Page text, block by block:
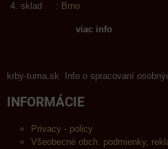
sklad : Brno +420
viac info
krby-tuma.sk Info o spracovaní
INFORMÁCIE
Privacy - policy
Všeobecné obch. podmienky,